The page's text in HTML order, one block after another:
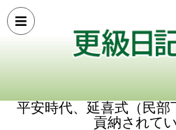
平安時代、延喜式（民部
貢納されて